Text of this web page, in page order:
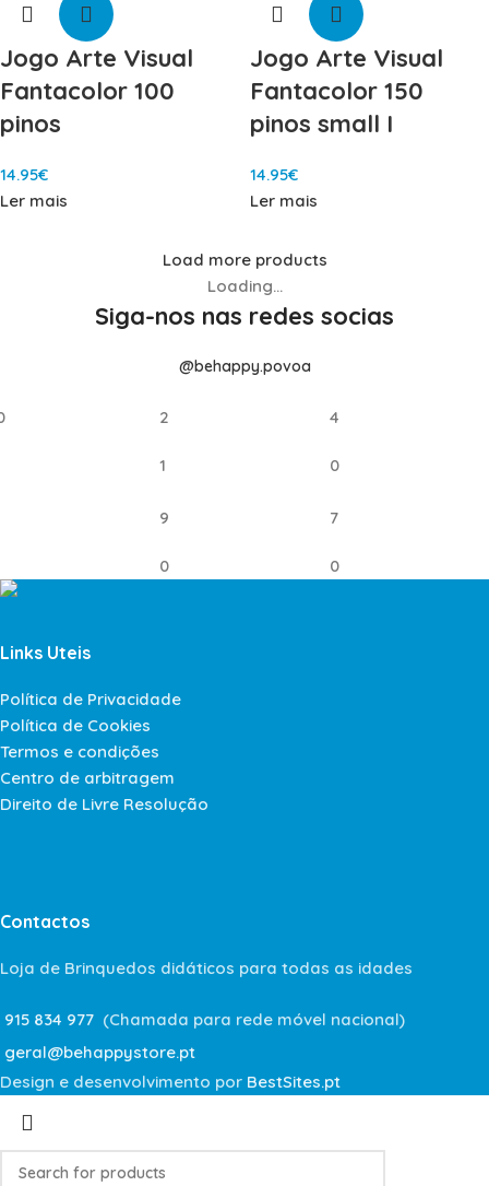
Jogo Arte Visual
Fantacolor 100
pinos
14.95€
Ler mais
Jogo Arte Visual
Fantacolor 150
pinos small I
14.95€
Ler mais
Load more products
Loading...
Siga-nos nas redes socias
@behappy.povoa
2
1
4
0
9
0
7
0
Links Uteis
Política de Privacidade
Política de Cookies
Termos e condições
Centro de arbitragem
Direito de Livre Resolução
Contactos
Loja de Brinquedos didáticos para todas as idades
915 834 977 (Chamada para rede móvel nacional)
geral@behappystore.pt
Design e desenvolvimento por BestSites.pt